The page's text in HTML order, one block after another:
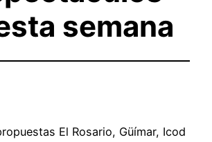
semana
El Rosario, Güímar, Icod